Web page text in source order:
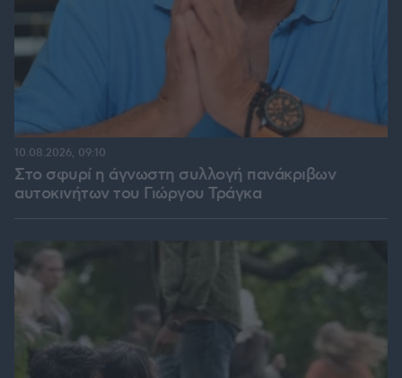
Στο σφυρί η άγνωστη συλλογή πανάκριβων
αυτοκινήτων του Γιώργου Τράγκα
10.08.2026, 09:10